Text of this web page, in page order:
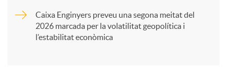
t
Caixa Enginyers preveu una segona meitat del
2026 marcada per la volatilitat geopolítica i
l’estabilitat econòmica